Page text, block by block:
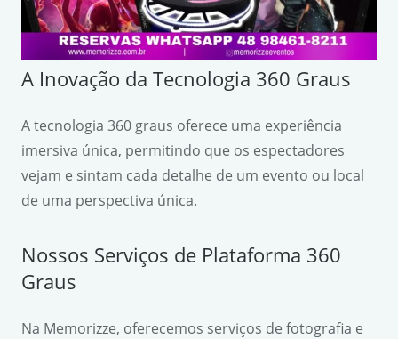
A Inovação da Tecnologia 360 Graus
A tecnologia 360 graus oferece uma experiência
imersiva única, permitindo que os espectadores
vejam e sintam cada detalhe de um evento ou local
de uma perspectiva única.
Nossos Serviços de Plataforma 360
Graus
Na Memorizze, oferecemos serviços de fotografia e